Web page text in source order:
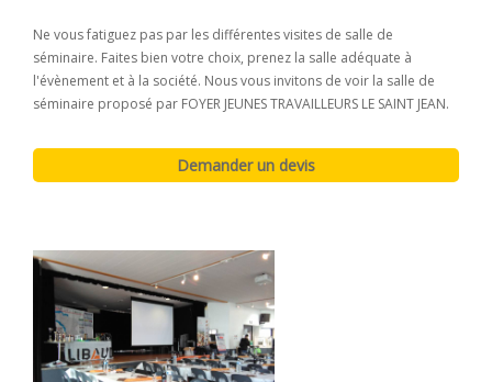
Ne vous fatiguez pas par les différentes visites de salle de
séminaire. Faites bien votre choix, prenez la salle adéquate à
l'évènement et à la société. Nous vous invitons de voir la salle de
séminaire proposé par FOYER JEUNES TRAVAILLEURS LE SAINT JEAN.